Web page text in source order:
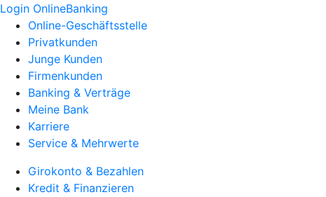
Login OnlineBanking
Online-Geschäftsstelle
Privatkunden
Junge Kunden
Firmenkunden
Banking & Verträge
Meine Bank
Karriere
Service & Mehrwerte
Girokonto & Bezahlen
Kredit & Finanzieren